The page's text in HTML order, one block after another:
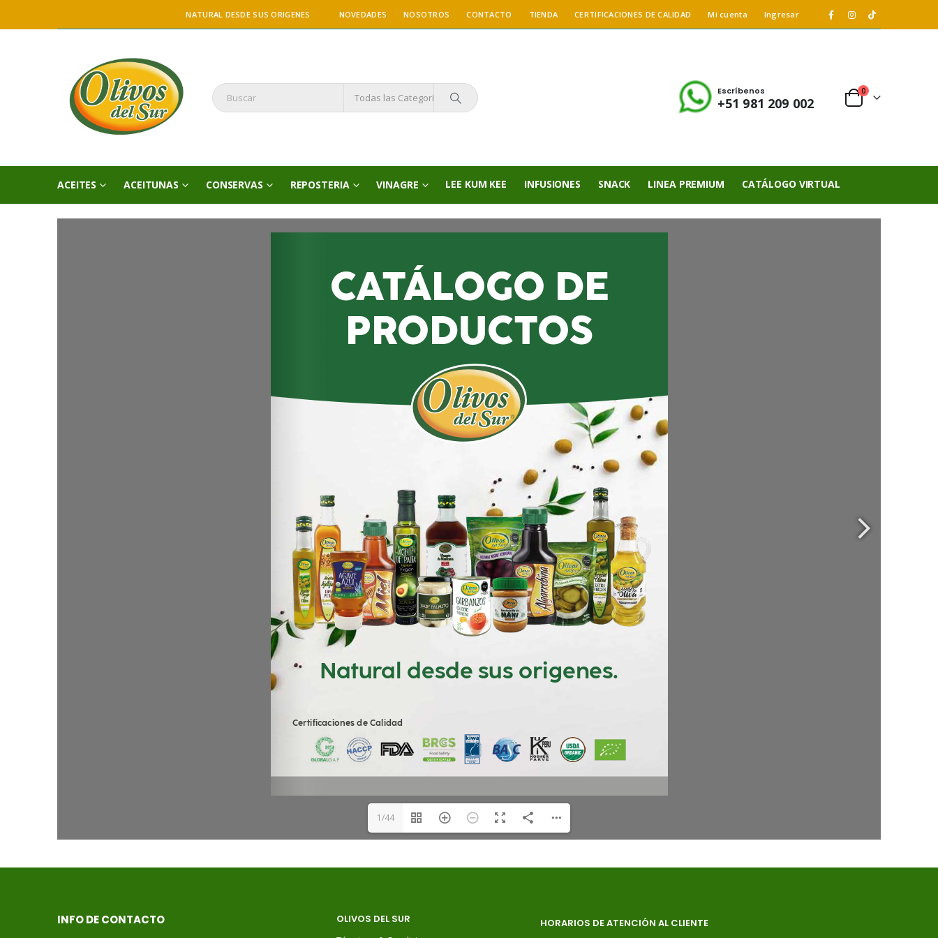
NATURAL DESDE SUS ORIGENES NOVEDADES NOSOTROS CONTACTO TIENDA CERTIFICACIONES DE CALIDAD Mi cuenta Ingresar
Todas las Categorías
Escríbenos
+51 981 209 002
0
ACEITES ACEITUNAS CONSERVAS REPOSTERIA VINAGRE LEE KUM KEE INFUSIONES SNACK LINEA PREMIUM CATÁLOGO VIRTUAL
1/44
INFO DE CONTACTO OLIVOS DEL SUR HORARIOS DE ATENCIÓN AL CLIENTE